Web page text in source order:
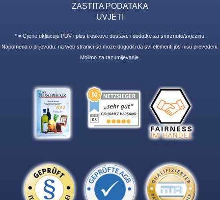
ZASTITA PODATAKA
UVJETI
* = Cijene ukljucuju PDV i plus troskove dostave i dodatke za smrznuto/svjezinu.
Napomena o prijevodu: na web stranici se moze dogoditi da svi elementi jos nisu prevedeni.
Molimo za razumijevanje.